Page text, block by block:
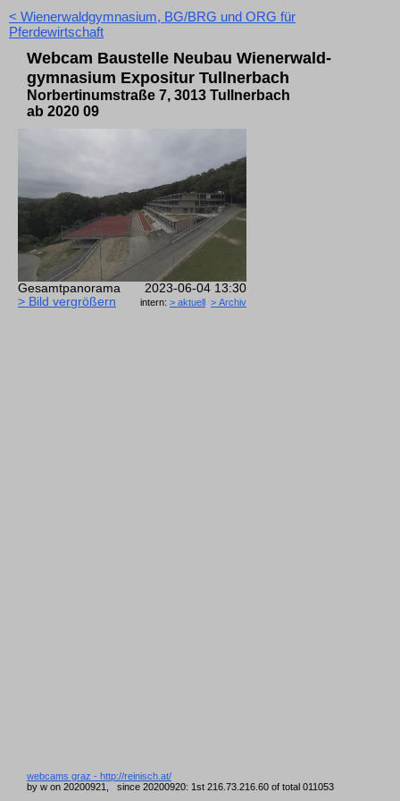
< Wienerwaldgymnasium, BG/BRG und ORG für
Pferdewirtschaft
Webcam Bau­stelle Neubau Wiener­wald­
gymnasium Expositur Tullner­bach
Norbertinum­straße 7, 3013 Tullner­bach
ab 2020 09
Gesamt­pano­rama
> Bild ver­größern
2023-06-04 13:30
intern: > aktuell > Archiv
webcams graz - http://reinisch.at/
by w on 20200921, since 20200920: 1st 216.73.216.60 of total 011053